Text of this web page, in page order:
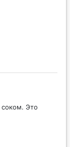
соком. Это